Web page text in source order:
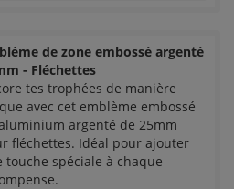
de zone embossé argenté
- Fléchettes
tes trophées de manière
avec cet emblème embossé
argenté de 25mm
fléchettes. Idéal pour ajouter
touche spéciale à chaque